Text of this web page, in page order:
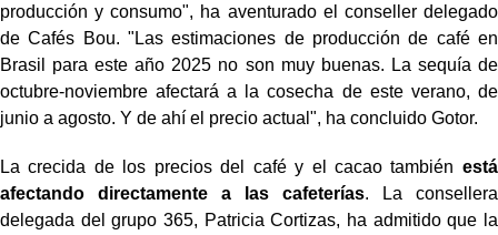
producción y consumo", ha aventurado el conseller delegado
de Cafés Bou. "Las estimaciones de producción de café en
Brasil para este año 2025 no son muy buenas. La sequía de
octubre-noviembre afectará a la cosecha de este verano, de
junio a agosto. Y de ahí el precio actual", ha concluido Gotor.
La crecida de los precios del café y el cacao también está
afectando directamente a las cafeterías. La consellera
delegada del grupo 365, Patricia Cortizas, ha admitido que la